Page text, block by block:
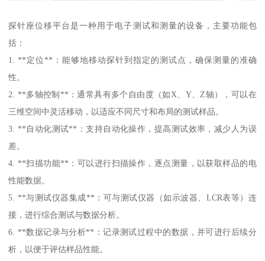
探针座位移平台是一种用于电子测试和测量的设备，主要功能包
括：
1. **定位**：能够地移动探针到指定的测试点，确保测量的准确
性。
2. **多轴控制**：通常具有多个自由度（如X、Y、Z轴），可以在
三维空间中灵活移动，以适应不同尺寸和布局的测试样品。
3. **自动化测试**：支持自动化操作，提高测试效率，减少人为误
差。
4. **扫描功能**：可以进行扫描操作，逐点测量，以获取样品的电
性能数据。
5. **与测试仪器集成**：可与测试仪器（如示波器、LCR表等）连
接，进行综合测试与数据分析。
6. **数据记录与分析**：记录测试过程中的数据，并可进行后续分
析，以便于评估样品性能。